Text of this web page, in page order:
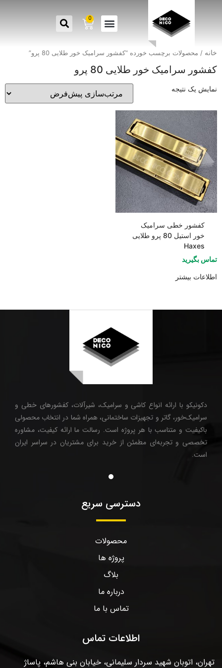
0
خانه / محصولات برچسب خورده “کفشور سرامیک خور طلایی 80 پرو”
کفشور سرامیک خور طلایی 80 پرو
نمایش یک نتیجه
کفشور خطی سرامیک
خور استیل 80 پرو طلایی
Haxes
تماس بگیرید
اطلاعات بیشتر
دکونیکو با ارائه انواع کاشی و سرامیک، شیرآلات، کفشورهای خطی و
سرامیک‌خور، گاتر و تجهیزات ساختمانی، همراه شما در انتخاب محصولی
باکیفیت و متناسب با هر پروژه است. رسالت ما ارائه کیفیت، مشاوره
تخصصی و تجربه‌ای مطمئن از خرید برای مشتریان در سراسر ایران
است.
دسترسی سریع
محصولات
پروژه ها
بلاگ
درباره ما
تماس با ما
اطلاعات تماس
تهران، اتوبان شهید سردار سلیمانی، خیابان بنی هاشم، پاساژ